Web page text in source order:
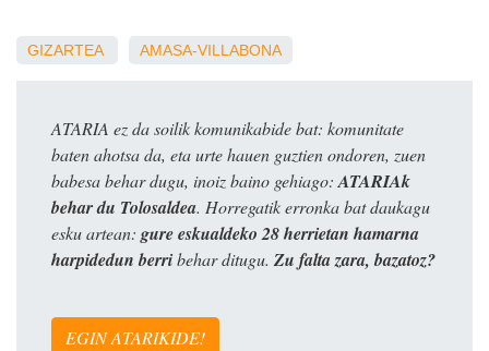
GIZARTEA AMASA-VILLABONA
ATARIA ez da soilik komunikabide bat: komunitate
baten ahotsa da, eta urte hauen guztien ondoren, zuen
babesa behar dugu, inoiz baino gehiago: ATARIAk
behar du Tolosaldea. Horregatik erronka bat daukagu
esku artean: gure eskualdeko 28 herrietan hamarna
harpidedun berribehar ditugu. Zu falta zara, bazatoz?
EGIN ATARIKIDE!